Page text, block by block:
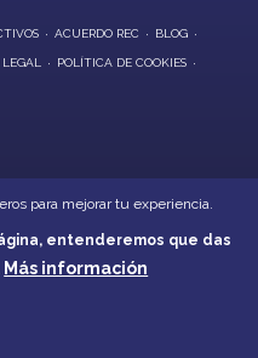
ACUERDO REC BLOG
POLÍTICA DE COOKIES
para mejorar tu experiencia.
entenderemos que das
Más información